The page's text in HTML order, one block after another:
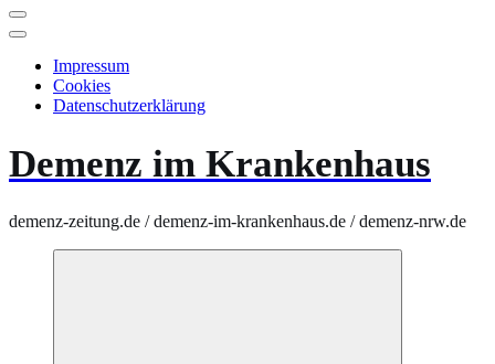
Impressum
Cookies
Datenschutzerklärung
Demenz im Krankenhaus
demenz-zeitung.de / demenz-im-krankenhaus.de / demenz-nrw.de